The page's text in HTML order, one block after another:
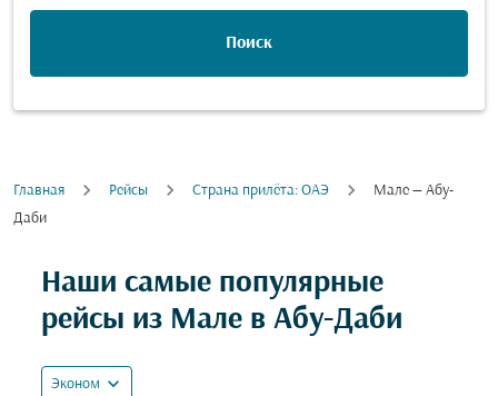
Поиск
Главная Рейсы Cтрана прилёта: ОАЭ
Мале — Абу-
Даби
Наши самые популярные
рейсы из Мале в Абу-Даби
Эконом expand_more
Попробуйте обновить свой маршрут